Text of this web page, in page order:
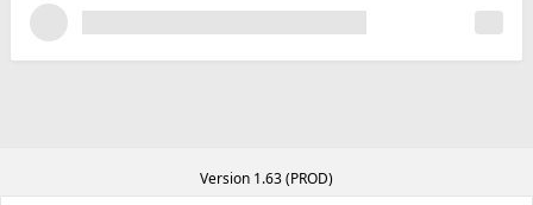
Version 1.63 (PROD)